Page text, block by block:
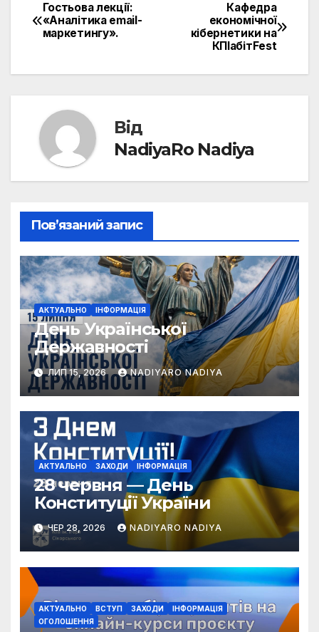
Навігація
записів
Кафедра
економічної
кібернетики на
КПІабітFest
Гостьова лекції:
«Аналітика email-
маркетингу».
Від
NadiyaRo Nadiya
Пов’язаний запис
АКТУАЛЬНО ІНФОРМАЦІЯ
День Української
Державності
ЛИП 15, 2026 NADIYARO NADIYA
АКТУАЛЬНО ЗАХОДИ ІНФОРМАЦІЯ
28 червня — День
Конституції України
ЧЕР 28, 2026 NADIYARO NADIYA
АКТУАЛЬНО ВСТУП ЗАХОДИ
ІНФОРМАЦІЯ
ОГОЛОШЕННЯ